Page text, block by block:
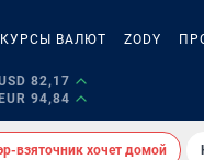
КУРСЫ ВАЛЮТ ZODY
82,17
EUR 94,84
взяточник хочет домой